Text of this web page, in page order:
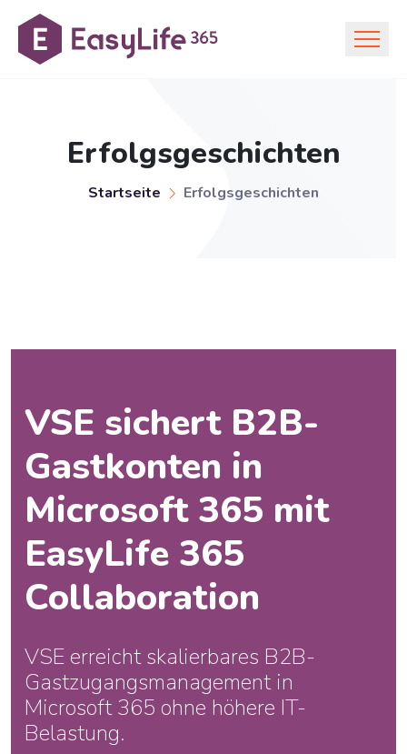
Erfolgsgeschichten
Startseite Erfolgsgeschichten
VSE sichert B2B-
Gastkonten in
Microsoft 365 mit
EasyLife 365
Collaboration
VSE erreicht skalierbares B2B-
Gastzugangsmanagement in
Microsoft 365 ohne höhere IT-
Belastung.